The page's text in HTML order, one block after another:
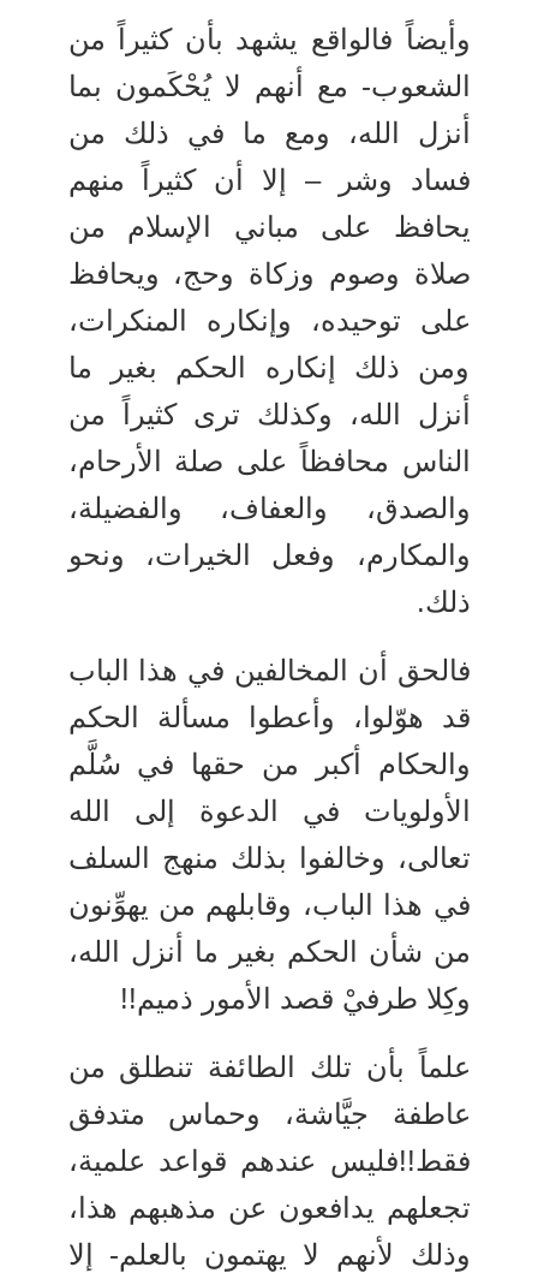
وأيضاً فالواقع يشهد بأن كثيراً من
الشعوب- مع أنهم لا يُحْكَمون بما
أنزل الله، ومع ما في ذلك من
فساد وشر – إلا أن كثيراً منهم
يحافظ على مباني الإسلام من
صلاة وصوم وزكاة وحج، ويحافظ
على توحيده، وإنكاره المنكرات،
ومن ذلك إنكاره الحكم بغير ما
أنزل الله، وكذلك ترى كثيراً من
الناس محافظاً على صلة الأرحام،
والصدق، والعفاف، والفضيلة،
والمكارم، وفعل الخيرات، ونحو
ذلك.
فالحق أن المخالفين في هذا الباب
قد هوّلوا، وأعطوا مسألة الحكم
والحكام أكبر من حقها في سُلَّم
الأولويات في الدعوة إلى الله
تعالى، وخالفوا بذلك منهج السلف
في هذا الباب، وقابلهم من يهوِّنون
من شأن الحكم بغير ما أنزل الله،
وكِلا طرفيْ قصد الأمور ذميم!!
علماً بأن تلك الطائفة تنطلق من
عاطفة جيَّاشة، وحماس متدفق
فقط!!فليس عندهم قواعد علمية،
تجعلهم يدافعون عن مذهبهم هذا،
وذلك لأنهم لا يهتمون بالعلم- إلا